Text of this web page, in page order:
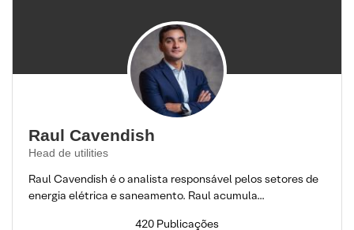
Raul Cavendish
Head de utilities
Raul Cavendish é o analista responsável pelos setores de
energia elétrica e saneamento. Raul acumula...
420 Publicações